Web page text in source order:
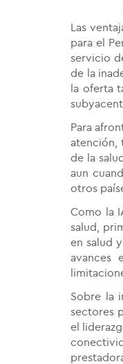
Las
para el
servicio
de la
la oferta
Para
atención,
de la
aun
otros
Como la
salud,
en salud
avances
Sobre la
sectores
el